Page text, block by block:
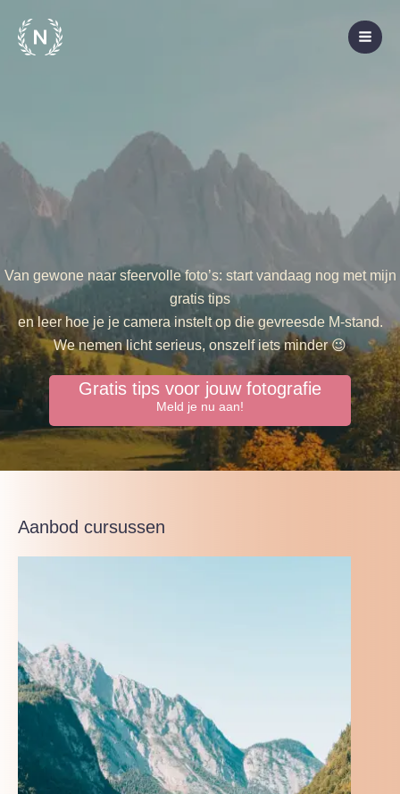
naar
Van gewone naar sfeervolle foto’s: start vandaag nog met mijn
gratis tips
en leer hoe je je camera instelt op die gevreesde M-stand.
We nemen licht serieus, onszelf iets minder 😉
Gratis tips voor jouw fotografie
Meld je nu aan!
Aanbod cursussen